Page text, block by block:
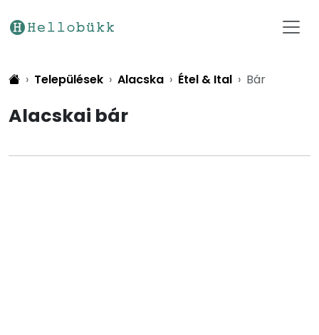
Települések Alacska Étel & Ital Bár
Alacskai bár